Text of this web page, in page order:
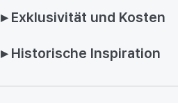
▸ Exklusivität und Kosten
▸ Historische Inspiration